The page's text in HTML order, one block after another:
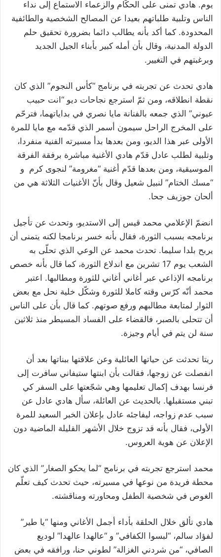
يوم. هادي تمنى على الحكّام والزعماء الاستماع إلى نداء
الناس وتلبية طلباتهم بعيدا عن المصالح الشخصية والطائفية
المحدودة. كما أكد بأنه يطالب دائما بضرورة تحقيق حلم
الدولة المدنية، وقال بأن أمله كبير بأبناء الجيل الجديد
وبرغبتهم في التغيير.
هادي تحدث عن تجربته في برنامج “كأس النجوم” الذي كان
نقطة انطلاقه، ومن ثمّ استرجع نجاحات ديو “انت حبيب
عيوني” الذي جمعه بالفنانة مايا نصري في بداياتهما، فترحّم
على المخرج الراحل سيمون أسمر الذي قدّمه مع مايا للمرة
الأولى عبر هذا الديو، ومن بعدها بدأ مسيرته الفنية منفردا،
وتلبية لطلب عادل قدّم هادي الأغنية مباشرة برفقة الفرقة
الموسيقية، ومن بعدها قدّم أغنية “مغرومة” لنجوى كرم و
“مسك الختام” لنبيل شعيل وقال بأنّ الأغنيات الثلاثة هي من
ألحان جوزيف جحا.
انضمّ الإعلامي محمد قيس إلى الاستديو، وتحدث عن تأجيل
برنامجه بسبب الثورة، فقال بأنه خسر برنامجا لكنه يتمنى أن
يربح بلدا سليما. تحدث محمد عن الوعي الذي تحلّى به
الشعب يوم 17 تشرين مع اندلاع الثورة، كما قال بأنه خصص
برنامجه الإذاعي عبر أغاني أغاني للثورة ومطالبها. اعتبر
محمد أنّه كرّس وقته كاملا للثورة وشكّل خلية نحل مع بعض
الثوار لمتابعة مطالبهم ورفع صوتهم. كما قال بأن على الناس
أن تتحلى بالصبر، فالقضاء على الفساد المسيطر منذ ثلاثين
سنة لن يتم في أيام وجيزة.
ريتا تحدثت عن حياتها العائلية وعن علاقتها ببناتها بعد أن
انفصلت عن زوجها، فقالت بأن ابنتها ستيفاني سافرت إلى
فرنسا بهدف إكمال تعليمها وهي شجّعتها على السفر كي
تبني مستقبلها. بالحديث عن العائلة، سأل هادي عادل عن
سبب عدم زواجه، ليفاجئه عادل بإعلان الخبر السعيد للمرة
الأولى، فقال بأنه قد تزوج خلال الأشهر القليلة الماضية دون
الإعلان عن هوية العروس.
محمد استرجع تجربته في برنامج “لما يحكو الصغار” الذي كان
محطة فريدة من نوعها في مسيرته، حيث تحدث كيف تعلّم
الغوص في شخصية الطفل ومحاورته ومناقشته.
هادي تألق خلال الحلقة بأداء أجمل الأغاني ومنها “يا طير”
لفؤاد سالم، “لبسوا الكفافي” و “عالهدا عالهدا” لوديع
الصافي، “من شردني الغزالة” لطوني حنا، ورافقه في بعض